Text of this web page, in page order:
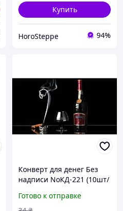
Купить
HoroSteppe 94%
Конверт для денег Без
надписи NoКД-221 (10шт/
Готово к отправке